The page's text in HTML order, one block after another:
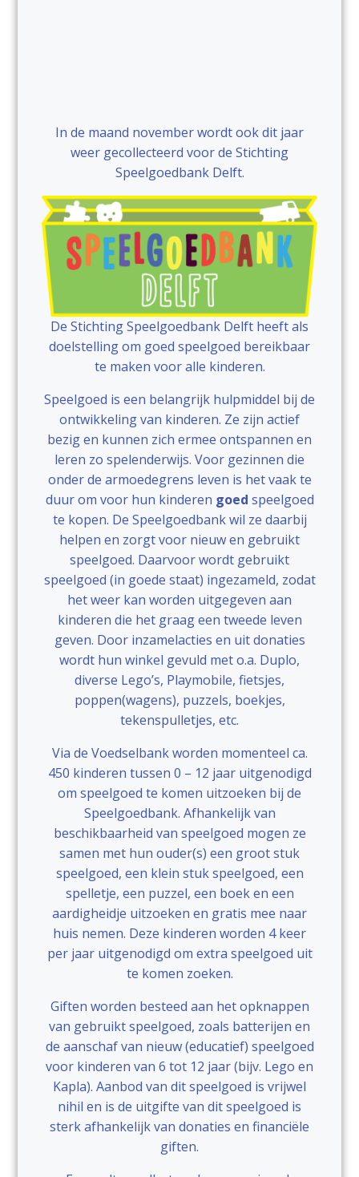
In de maand november wordt ook dit jaar
weer gecollecteerd voor de Stichting
Speelgoedbank Delft.
De Stichting Speelgoedbank Delft heeft als
doelstelling om goed speelgoed bereikbaar
te maken voor alle kinderen.
Speelgoed is een belangrijk hulpmiddel bij de
ontwikkeling van kinderen. Ze zijn actief
bezig en kunnen zich ermee ontspannen en
leren zo spelenderwijs. Voor gezinnen die
onder de armoedegrens leven is het vaak te
duur om voor hun kinderen goed speelgoed
te kopen. De Speelgoedbank wil ze daarbij
helpen en zorgt voor nieuw en gebruikt
speelgoed. Daarvoor wordt gebruikt
speelgoed (in goede staat) ingezameld, zodat
het weer kan worden uitgegeven aan
kinderen die het graag een tweede leven
geven. Door inzamelacties en uit donaties
wordt hun winkel gevuld met o.a. Duplo,
diverse Lego’s, Playmobile, fietsjes,
poppen(wagens), puzzels, boekjes,
tekenspulletjes, etc.
Via de Voedselbank worden momenteel ca.
450 kinderen tussen 0 – 12 jaar uitgenodigd
om speelgoed te komen uitzoeken bij de
Speelgoedbank. Afhankelijk van
beschikbaarheid van speelgoed mogen ze
samen met hun ouder(s) een groot stuk
speelgoed, een klein stuk speelgoed, een
spelletje, een puzzel, een boek en een
aardigheidje uitzoeken en gratis mee naar
huis nemen. Deze kinderen worden 4 keer
per jaar uitgenodigd om extra speelgoed uit
te komen zoeken.
Giften worden besteed aan het opknappen
van gebruikt speelgoed, zoals batterijen en
de aanschaf van nieuw (educatief) speelgoed
voor kinderen van 6 tot 12 jaar (bijv. Lego en
Kapla). Aanbod van dit speelgoed is vrijwel
nihil en is de uitgifte van dit speelgoed is
sterk afhankelijk van donaties en financiële
giften.